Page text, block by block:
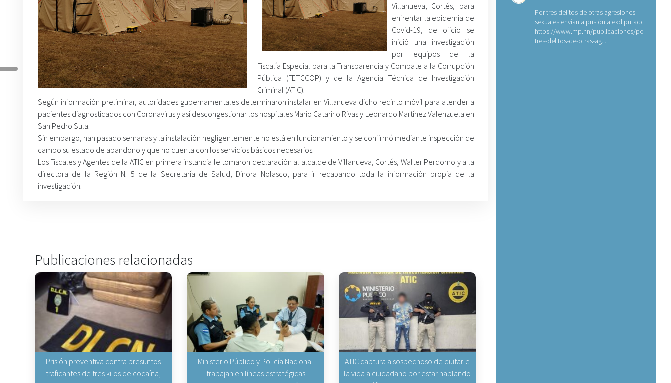
Villanueva, Cortés, para
enfrentar la epidemia de
Covid-19, de oficio se
inició una investigación
por equipos de la
Fiscalía Especial para la Transparencia y Combate a la Corrupción
Pública (FETCCOP) y de la Agencia Técnica de Investigación
Criminal (ATIC).
Según información preliminar, autoridades gubernamentales determinaron instalar en Villanueva dicho recinto móvil para atender a
pacientes diagnosticados con Coronavirus y así descongestionar los hospitales Mario Catarino Rivas y Leonardo Martínez Valenzuela en
San Pedro Sula.
Sin embargo, han pasado semanas y la instalación negligentemente no está en funcionamiento y se confirmó mediante inspección de
campo su estado de abandono y que no cuenta con los servicios básicos necesarios.
Los Fiscales y Agentes de la ATIC en primera instancia le tomaron declaración al alcalde de Villanueva, Cortés, Walter Perdomo y a la
directora de la Región N. 5 de la Secretaría de Salud, Dinora Nolasco, para ir recabando toda la información propia de la
investigación.
Publicaciones relacionadas
Prisión preventiva contra presuntos
traficantes de tres kilos de cocaína,
Ministerio Público y Policía Nacional
trabajan en líneas estratégicas
ATIC captura a sospechoso de quitarle
la vida a ciudadano por estar hablando
Por tres delitos de otras agresiones
sexuales envían a prisión a exdiputado
https://www.mp.hn/publicaciones/por-
tres-delitos-de-otras-ag...